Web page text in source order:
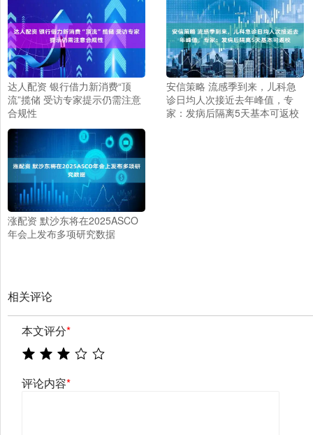
达人配资 银行借力新消费“顶
流”揽储 受访专家提示仍需注意
合规性
安信策略 流感季到来，儿科急
诊日均人次接近去年峰值，专
家：发病后隔离5天基本可返校
涨配资 默沙东将在2025ASCO
年会上发布多项研究数据
相关评论
本文评分*
评论内容*